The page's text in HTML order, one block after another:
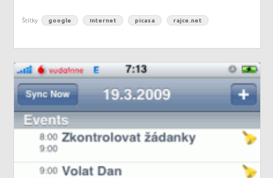
Štítky google Internet picasa rajce.net